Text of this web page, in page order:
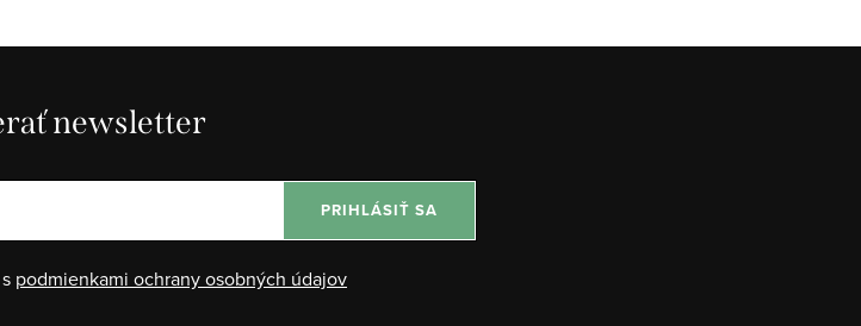
newsletter
podmienkami ochrany osobných údajov
PRIHLÁSIŤ SA